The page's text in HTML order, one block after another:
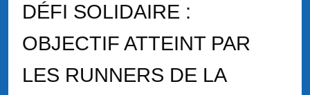
DÉFI SOLIDAIRE :
OBJECTIF ATTEINT PAR
LES RUNNERS DE LA